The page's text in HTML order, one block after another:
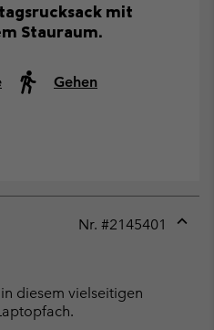
mit
Stauraum.
Gehen
Nr. #2145401
diesem vielseitigen